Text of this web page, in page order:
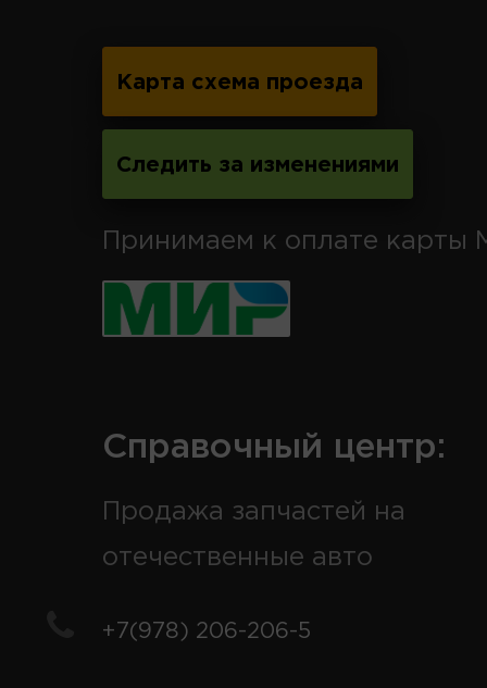
Карта схема проезда
Следить за изменениями
Принимаем к оплате карты
Справочный центр:
Продажа запчастей на
отечественные авто
+7(978) 206-206-5